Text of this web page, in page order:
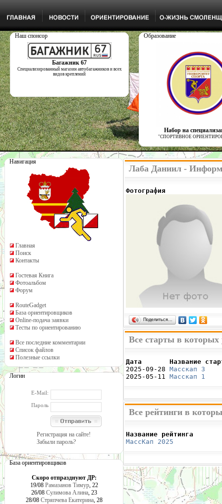
Наш спонсор
Багажник 67
Специализированный магазин автобагажников и всех
видов креплений
Образование
Набор на
"СПОРТИВНОЕ
Навигация
Главная
Поиск
Контакты
Гостевая Книга
Фотоальбом
Форум
RouteGadget
База ориентировщиков
Online-подача заявки
Тесты по ориентированию
Все последние комментарии
Список файлов
Полезные ссылки
Логин
E-Mail:
Пароль
Регистрация на сайте!
Забыли пароль?
База ориентировщиков
Скоро отпразднуют ДР:
19/08 Рамазанов Тимур, 22
26/08 Сулимова Алина, 23
28/08 Стряпчева Екатерина, 28
Лаба Даниил -
Фотография
Поделиться…
Все старты в
Дата       Название
2025-09-28 Масскап 3
2025-05-11 Масскап 1
Все рейтинги в
Название рейтинга
МассКап 2025